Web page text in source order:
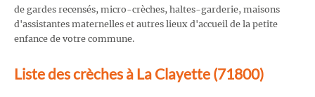
de gardes recensés, micro-crèches, haltes-garderie, maisons
d'assistantes maternelles et autres lieux d'accueil de la petite
enfance de votre commune.
Liste des crèches à La Clayette (71800)